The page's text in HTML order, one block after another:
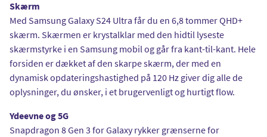
Skærm
Med Samsung Galaxy S24 Ultra får du en 6,8 tommer QHD+
skærm. Skærmen er krystalklar med den hidtil lyseste
skærmstyrke i en Samsung mobil og går fra kant-til-kant. Hele
forsiden er dækket af den skarpe skærm, der med en
dynamisk opdateringshastighed på 120 Hz giver dig alle de
oplysninger, du ønsker, i et brugervenligt og hurtigt flow.
Ydeevne og 5G
Snapdragon 8 Gen 3 for Galaxy rykker grænserne for